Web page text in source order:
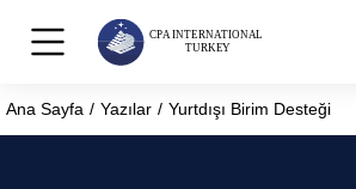
You are here:
Ana Sayfa Yazılar Yurtdışı Birim Desteği